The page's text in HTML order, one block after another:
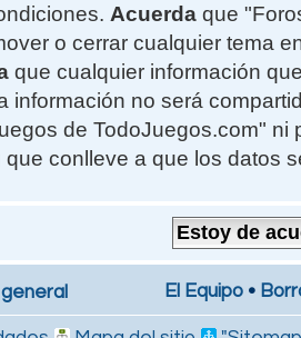
Acuerda que
o cerrar cualquier tema
que cualquier información
información no será
de TodoJuegos.com" ni
que conlleve a que los datos
El Equipo •